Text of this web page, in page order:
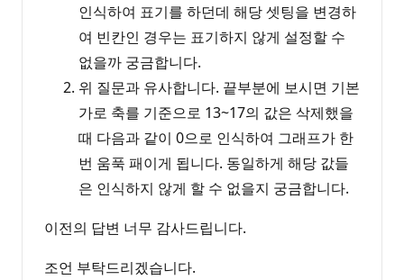
인식하여 표기를 하던데 해당 셋팅을 변경하
여 빈칸인 경우는 표기하지 않게 설정할 수
없을까 궁금합니다.
위 질문과 유사합니다. 끝부분에 보시면 기본
가로 축를 기준으로 13~17의 값은 삭제했을
때 다음과 같이 0으로 인식하여 그래프가 한
번 움푹 패이게 됩니다. 동일하게 해당 값들
은 인식하지 않게 할 수 없을지 궁금합니다.
이전의 답변 너무 감사드립니다.
조언 부탁드리겠습니다.